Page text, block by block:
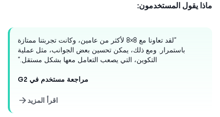
يقول المستخدمون:
“لقد تعاونا مع 8×8 لأكثر من عامين، وكانت تجربتنا ممتازة
باستمرار. ومع ذلك، يمكن تحسين بعض الجوانب، مثل عملية
التكوين، التي يصعب التعامل معها بشكل مستقل.”
مراجعة مستخدم في G2
اقرأ المزيد